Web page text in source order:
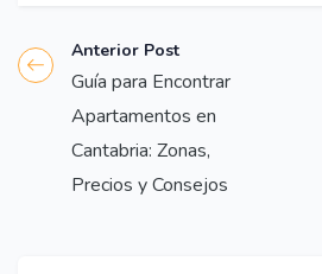
Anterior Post
Guía para Encontrar
Apartamentos en
Cantabria: Zonas,
Precios y Consejos